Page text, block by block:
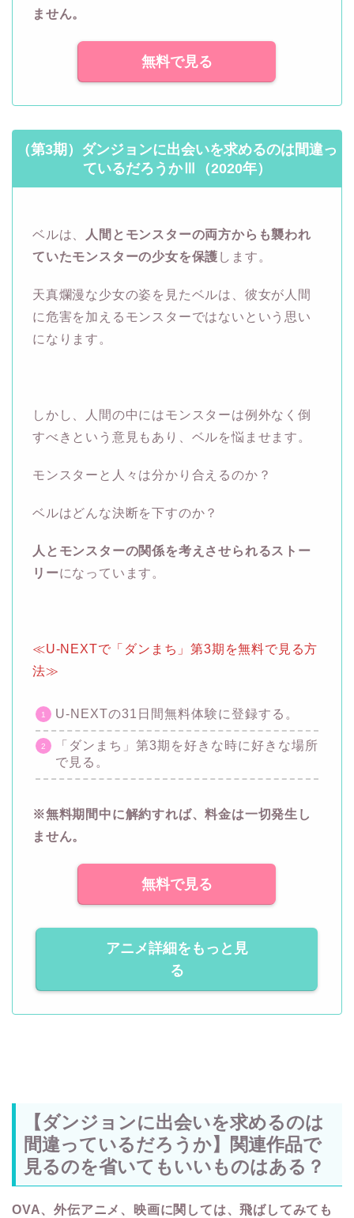
ません。
無料で見る
（第3期）ダンジョンに出会いを求めるのは間違っ
ているだろうかⅢ（2020年）
ベルは、
人間とモンスターの両方からも襲われ
ていたモンスターの少女を保護 します。
天真爛漫な少女の姿を見たベルは、彼女が人間
に危害を加えるモンスターではないという思い
になります。
しかし、人間の中にはモンスターは例外なく倒
すべきという意見もあり、ベルを悩ませます。
モンスターと人々は分かり合えるのか？
ベルはどんな決断を下すのか？
人とモンスターの関係を考えさせられるストー
リーになっています。
≪U-NEXTで「ダンまち」第3期を無料で見る方
法≫
U-NEXTの31日間無料体験に登録する。
「ダンまち」第3期を好きな時に好きな場所
で見る。
※無料期間中に解約すれば、料金は一切発生し
ません。
無料で見る
アニメ詳細をもっと見
る
【ダンジョンに出会いを求めるのは
間違っているだろうか】関連作品で
見るのを省いてもいいものはある？
OVA、外伝アニメ、映画に関しては、飛ばしてみても